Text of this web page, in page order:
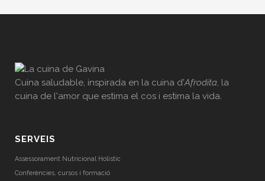
Cuina saludable, inspirada en la cuina d'Afrodita, la
cuina de l'amor que estima el cos i estima la vida.
SERVEIS
Assessorament Nutricional Holístic
Conferències, cursos i formació